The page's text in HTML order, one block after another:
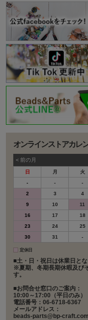
オンラインストアカレ
< 前の⽉
日 月 火
-
- -
2
3 4
9
10 11
16
17 18
23
24 25
30
31 -
定休日
■土・日・祝日は休業日とな
※夏期、冬期長期休暇及び
す。
■お問合せ窓口のご案内：
10:00～17:00（平日のみ）
電話番号：06-6718-6367
メールアドレス：
beads-parts@bp-craft.com